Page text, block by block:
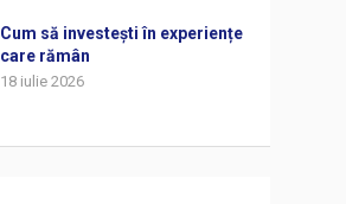
Cum să investești în experiențe
care rămân
18 iulie 2026